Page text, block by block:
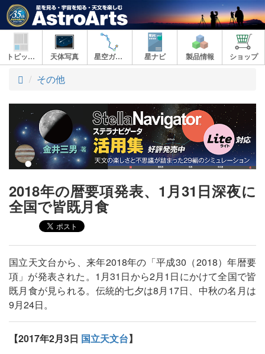
トピックス 天体写真 星空ガイド 星ナビ 製品情報 ショップ
ト
プ
その他
2018年の暦要項発表、1月31日深夜に
全国で皆既月食
国立天文台から、来年2018年の「平成30（2018）年暦要
項」が発表された。1月31日から2月1日にかけて全国で皆
既月食が見られる。伝統的七夕は8月17日、中秋の名月は
9月24日。
【2017年2月3日 国立天文台】